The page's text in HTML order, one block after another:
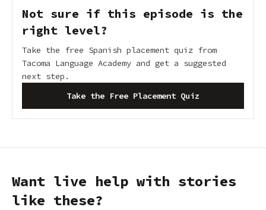
Not sure if this episode is the
right level?
Take the free Spanish placement quiz from
Tacoma Language Academy and get a suggested
next step.
Take the Free Placement Quiz
Want live help with stories
like these?